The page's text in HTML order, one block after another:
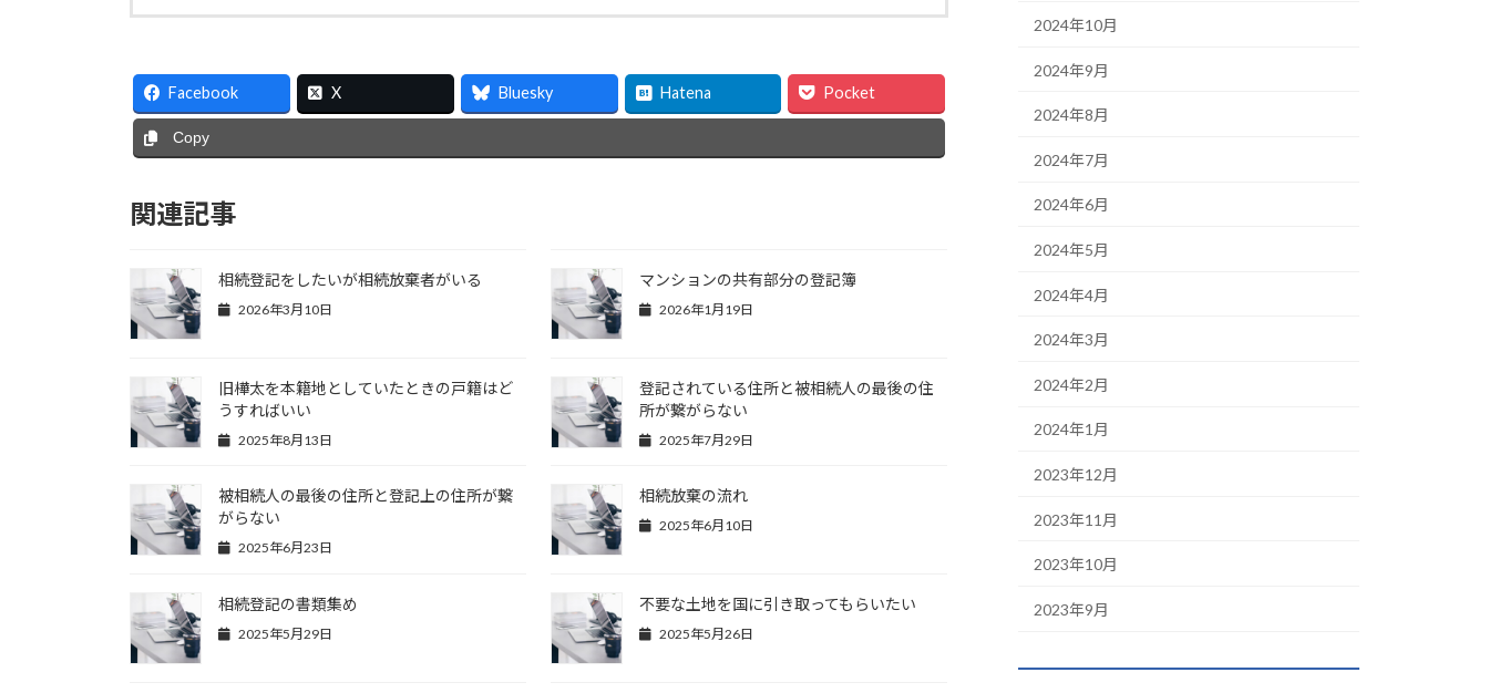
Facebook X Bluesky Hatena Pocket
Copy
関連記事
相続登記をしたいが相続放棄者がいる
2026年3月10日
マンションの共有部分の登記簿
2026年1月19日
旧樺太を本籍地としていたときの戸籍はど
うすればいい
2025年8月13日
登記されている住所と被相続人の最後の住
所が繋がらない
2025年7月29日
被相続人の最後の住所と登記上の住所が繋
がらない
2025年6月23日
相続放棄の流れ
2025年6月10日
相続登記の書類集め
2025年5月29日
不要な土地を国に引き取ってもらいたい
2025年5月26日
2024年10月
2024年9月
2024年8月
2024年7月
2024年6月
2024年5月
2024年4月
2024年3月
2024年2月
2024年1月
2023年12月
2023年11月
2023年10月
2023年9月